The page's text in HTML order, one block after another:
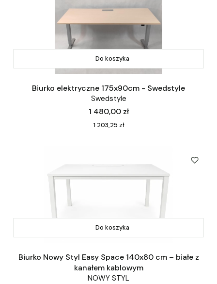
Do koszyka
Biurko elektryczne 175x90cm - Swedstyle
Swedstyle
Cena
1 480,00 zł
Cena
1 203,25 zł
Do koszyka
Biurko Nowy Styl Easy Space 140x80 cm – białe z
kanałem kablowym
NOWY STYL